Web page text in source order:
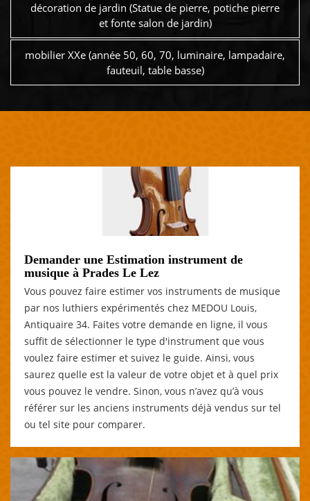
décoration de jardin (Statue de pierre, potiche pierre
et fonte salon de jardin)
mobilier XXe (année 50, 60, 70, luminaire, lampadaire,
fauteuil, table basse)
Demander une Estimation instrument de
musique à Prades Le Lez
Vous pouvez faire estimer vos instruments de musique
par nos luthiers expérimentés chez MEDOU Louis,
Antiquaire 34. Faites votre demande en ligne, il vous
suffit de sélectionner le type d'instrument que vous
voulez faire estimer et suivez le guide. Ainsi, vous
saurez quelle est la valeur de votre objet et à quel prix
vous pouvez le vendre. Sinon, vous n’avez qu’à vous
référer sur les anciens instruments déjà vendus sur tel
ou tel site pour comparer.